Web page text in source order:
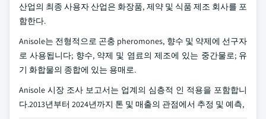
산업의 최종 사용자 산업은 화장품, 제약 및 식품 제조 회사를 포
함한다.
Anisole는 전형적으로 곤충 pheromones, 향수 및 약제에 선구자
로 사용됩니다; 향수, 약제 및 염료의 제조에 있는 중간물로; 유
기 화합물의 종합에 있는 용매로.
Anisole 시장 조사 보고서는 업계의 심층적 인 적용을 포함합니
다.2013년부터 2024년까지 톤 및 매출의 관점에서 추정 및 예측,